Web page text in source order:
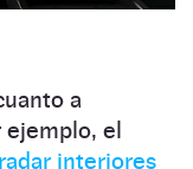
a
ejemplo, el
interiores